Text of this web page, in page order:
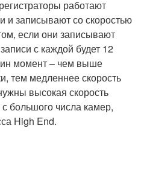
работают
и записывают со скоростью
если они записывают
с каждой будет 12
момент – чем выше
тем медленнее скорость
высокая скорость
с большого числа камер,
High End.